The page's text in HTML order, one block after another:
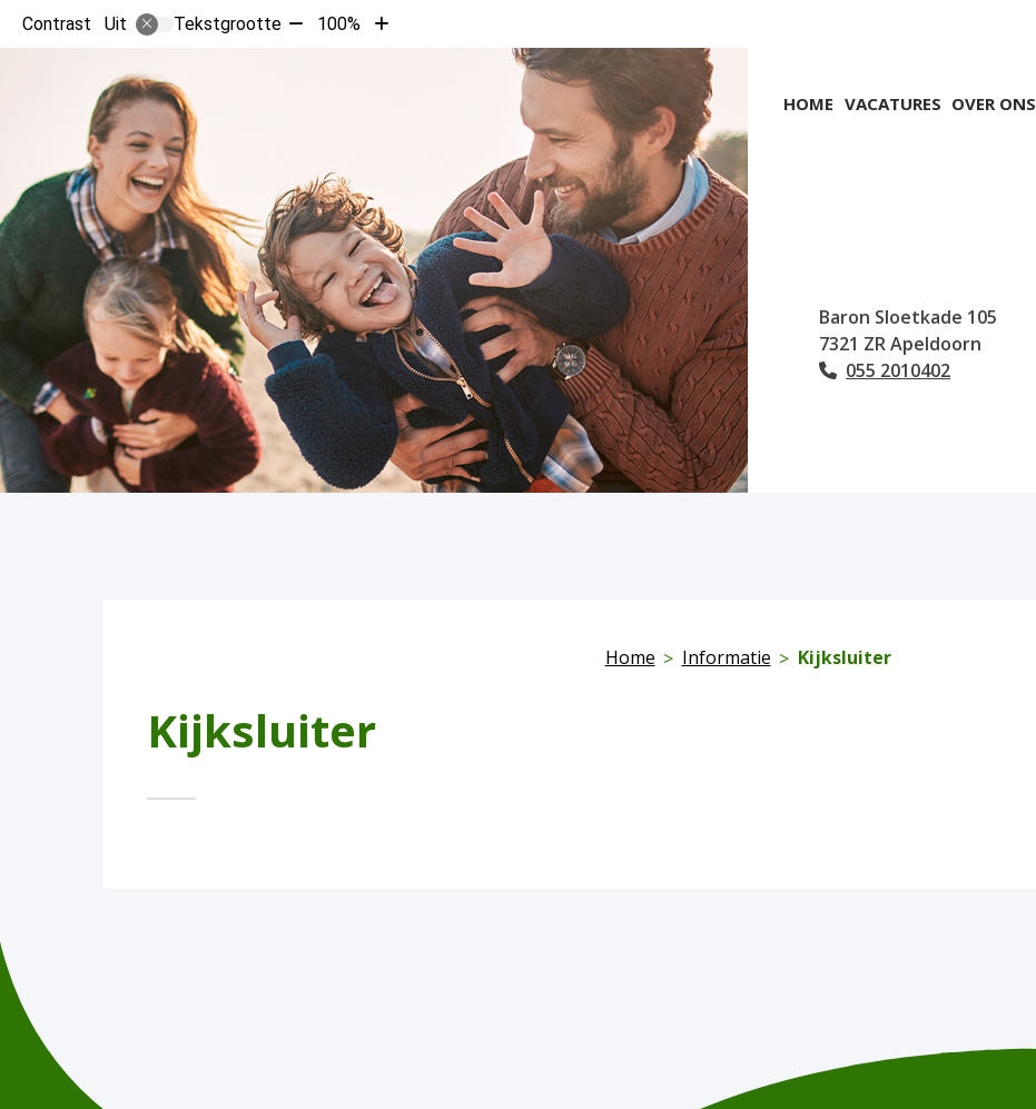
Contrast Uit Tekstgrootte Tekst100%
Tekst
Hoofdmenu
HOME VACATURES OVER ONS
Baron Sloetkade 105
7321 ZRApeldoorn
Tel:
055 2010402
Home Informatie Kijksluiter
Kijksluiter